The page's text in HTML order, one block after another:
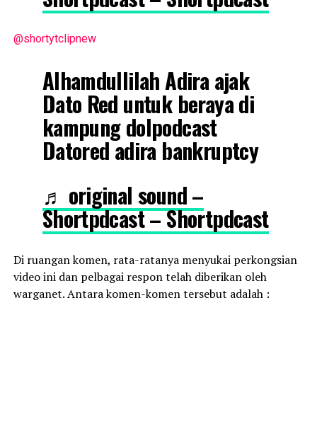
@shortytclipnew
Alhamdullilah Adira ajak
Dato Red untuk beraya di
kampung dolpodcast
Datored adira bankruptcy
♬ original sound –
Shortpdcast – Shortpdcast
Di ruangan komen, rata-ratanya menyukai perkongsian
video ini dan pelbagai respon telah diberikan oleh
warganet. Antara komen-komen tersebut adalah :